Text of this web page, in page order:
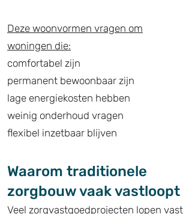
Deze woonvormen vragen om
woningen die:
comfortabel zijn
permanent bewoonbaar zijn
lage energiekosten hebben
weinig onderhoud vragen
flexibel inzetbaar blijven
Waarom traditionele
zorgbouw vaak vastloopt
Veel zorgvastgoedprojecten lopen vast